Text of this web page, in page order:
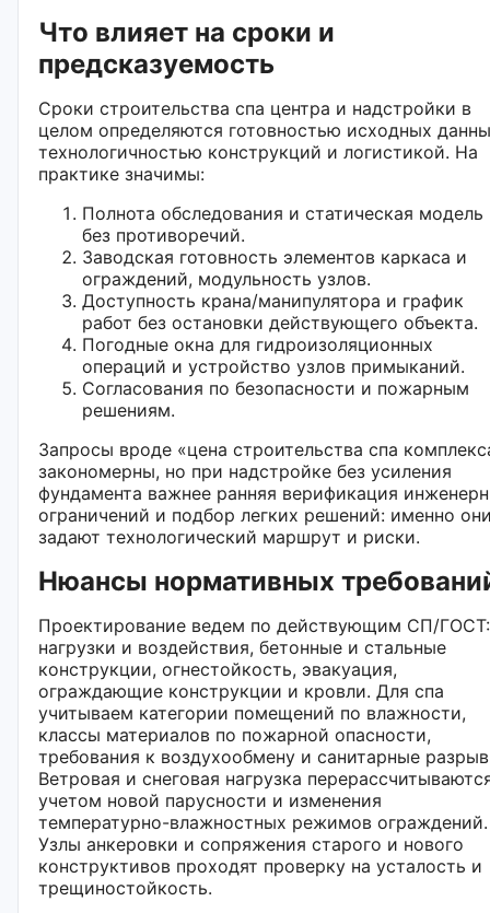
Что влияет на сроки и
предсказуемость
Сроки строительства спа центра и надстройки в
целом определяются готовностью исходных
технологичностью конструкций и логистикой. На
практике значимы:
Полнота обследования и статическая модель
без противоречий.
Заводская готовность элементов каркаса и
ограждений, модульность узлов.
Доступность крана/манипулятора и график
работ без остановки действующего объекта.
Погодные окна для гидроизоляционных
операций и устройство узлов примыканий.
Согласования по безопасности и пожарным
решениям.
Запросы вроде «цена строительства спа
закономерны, но при надстройке без усиления
фундамента важнее ранняя верификация
ограничений и подбор легких решений: именно
задают технологический маршрут и риски.
Нюансы нормативных
Проектирование ведем по действующим СП/ГОСТ:
нагрузки и воздействия, бетонные и стальные
конструкции, огнестойкость, эвакуация,
ограждающие конструкции и кровли. Для спа
учитываем категории помещений по влажности,
классы материалов по пожарной опасности,
требования к воздухообмену и санитарные
Ветровая и снеговая нагрузка
учетом новой парусности и изменения
температурно-влажностных режимов ограждений.
Узлы анкеровки и сопряжения старого и нового
конструктивов проходят проверку на усталость и
трещиностойкость.